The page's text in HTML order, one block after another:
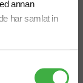
annan
har samlat in